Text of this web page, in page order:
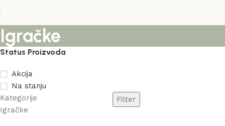
Igračke
Status Proizvoda
Akcija
Na stanju
Kategorije
Igračke
Filter